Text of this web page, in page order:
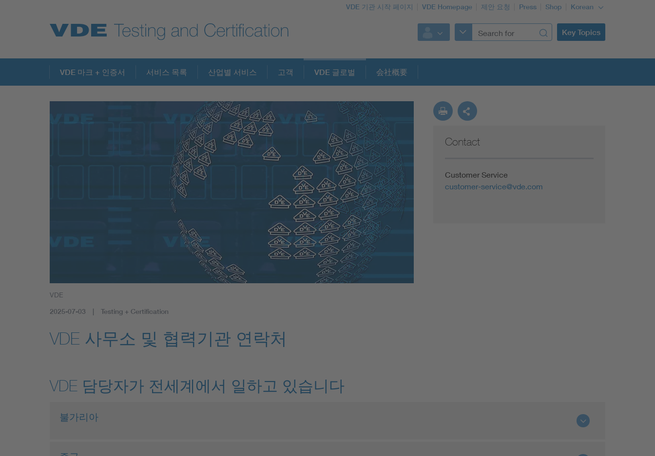
VDE 기관 시작 페이지 VDE Homepage 제안 요청 Press Shop Korean
Key Topics
Key Topics
VDE 마크 + 인증서 서비스 목록 산업별 서비스 고객 VDE 글로벌 会社概要
VDE
2025-07-03 Testing + Certification
VDE 사무소 및 협력기관 연락처
Contact
Customer Service
customer-service@vde.com
VDE 담당자가 전세계에서 일하고 있습니다
불가리아